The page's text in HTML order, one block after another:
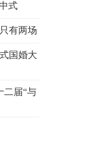
式
有两场
国婚大
二届“与